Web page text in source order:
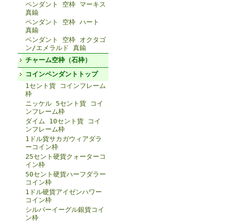
ペンダント 空枠 マーキス
真鍮
ペンダント 空枠 ハート
真鍮
ペンダント 空枠 オクタゴ
ン/エメラルド 真鍮
チャーム空枠（石枠）
コインペンダントトップ
1セント貨 コインフレーム
枠
ニッケル 5セント貨 コイ
ンフレーム枠
ダイム 10セント貨 コイ
ンフレーム枠
1ドル貨サカガウィアダラ
ーコイン枠
25セント硬貨クォーターコ
イン枠
50セント硬貨ハーフダラー
コイン枠
1ドル硬貨アイゼンハワー
コイン枠
シルバーイーグル銀貨コイ
ン枠